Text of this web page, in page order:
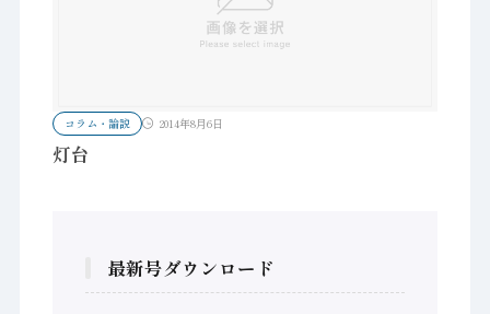
コラム・論説 2014年8月6日
灯台
最新号ダウンロード